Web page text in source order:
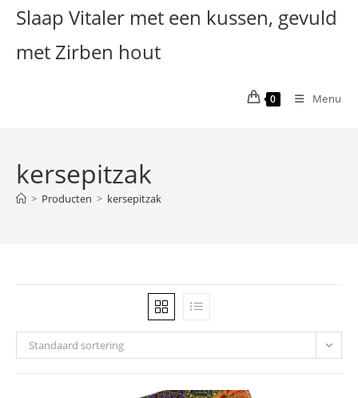
naar
inhoud
Slaap Vitaler met een kussen, gevuld
met Zirben hout
0 Menu
kersepitzak
> Producten > kersepitzak
Standaard sortering